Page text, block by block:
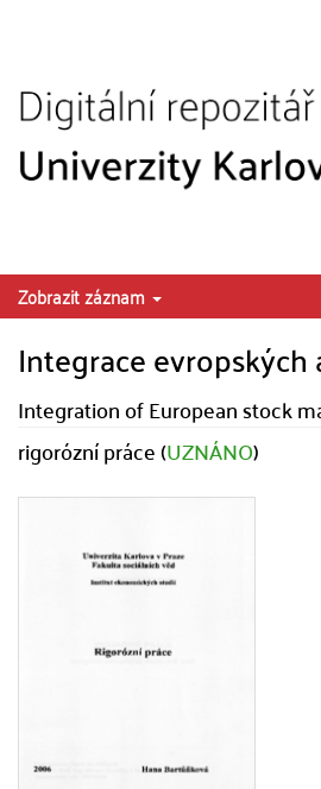
Zobrazit záznam
Integrace
Integration of European stock
rigorózní práce (UZNÁNO)